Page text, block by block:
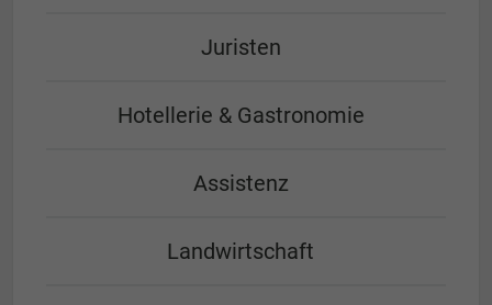
Juristen
Hotellerie & Gastronomie
Assistenz
Landwirtschaft